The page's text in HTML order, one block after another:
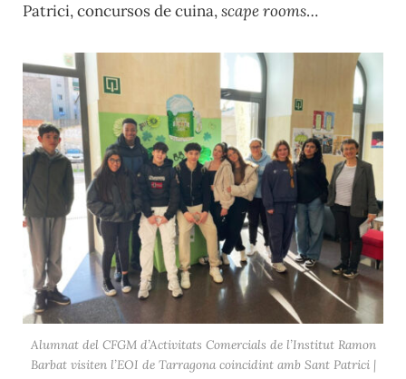
Patrici, concursos de cuina,scape rooms…
Alumnat del CFGM d’Activitats Comercials de l’Institut Ramon
Barbat visiten l’EOI de Tarragona coincidint amb Sant Patrici |